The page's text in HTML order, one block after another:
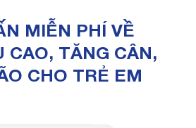
MIỄN PHÍ VỀ
CAO, TĂNG CÂN,
CHO TRẺ EM